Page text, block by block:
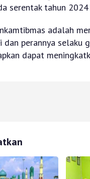
serentak tahun
adalah
dan perannya selaku
dapat